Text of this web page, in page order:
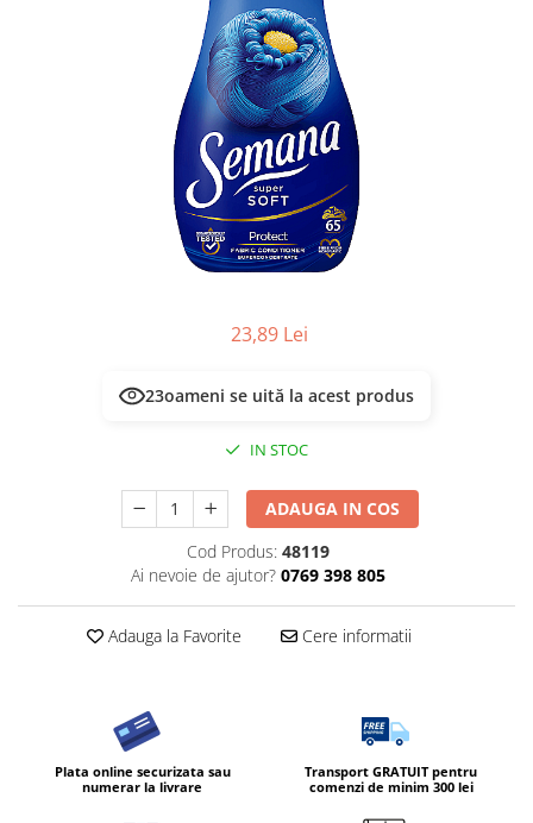
Servetele Umede & Uscate
23,89 Lei
23oameni se uită la acest produs
IN STOC
ADAUGA IN COS
Cod Produs: 48119
Ai nevoie de ajutor? 0769 398 805
Adauga la Favorite Cere informatii
Plata online securizata sau
numerar la livrare
Transport GRATUIT pentru
comenzi de minim 300 lei